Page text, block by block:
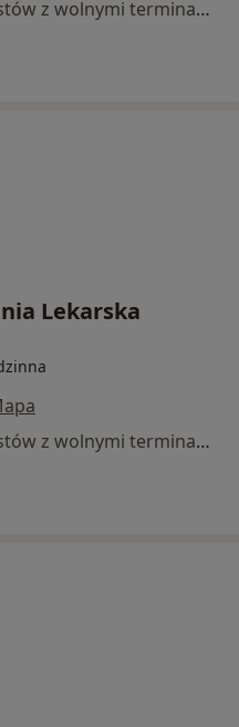
Brak dostępnych specjalistów z wolnymi terminami w tym centrum medycznym.
Lekarska
Brak dostępnych specjalistów z wolnymi terminami w tym centrum medycznym.